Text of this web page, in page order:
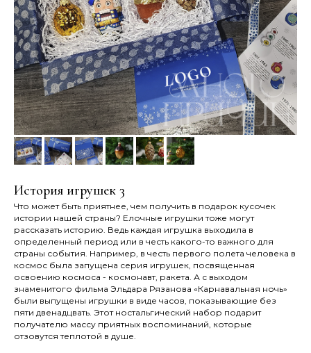
История игрушек 3
Что может быть приятнее, чем получить в подарок кусочек
истории нашей страны? Елочные игрушки тоже могут
рассказать историю. Ведь каждая игрушка выходила в
определенный период или в честь какого-то важного для
страны события. Например, в честь первого полета человека в
космос была запущена серия игрушек, посвященная
освоению космоса - космонавт, ракета. А с выходом
знаменитого фильма Эльдара Рязанова «Карнавальная ночь»
были выпущены игрушки в виде часов, показывающие без
пяти двенадцвать. Этот ностальгический набор подарит
получателю массу приятных воспоминаний, которые
отзовутся теплотой в душе.